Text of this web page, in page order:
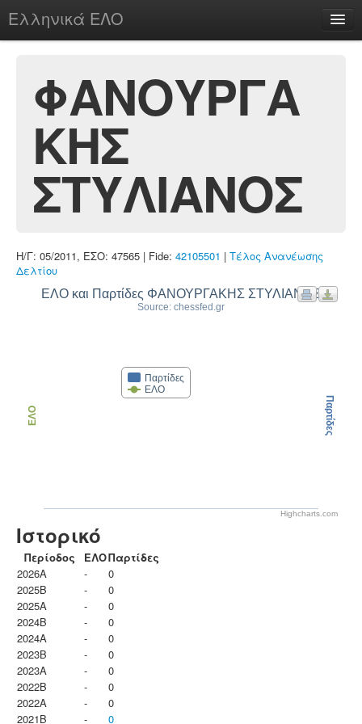
Ελληνικά ΕΛΟ
chesstu.be @ discord
Login
ΦΑΝΟΥΡΓΑ
ΚΗΣ
ΣΤΥΛΙΑΝΟΣ
Η/Γ: 05/2011, ΕΣΟ: 47565 | Fide: 42105501 | Τέλος Ανανέωσης
Δελτίου
ΕΛΟ και Παρτίδες ΦΑΝΟΥΡΓΑΚΗΣ ΣΤΥΛΙΑΝΟΣ
Source: chessfed.gr
Παρτίδες
ΕΛΟ
ΕΛΟ Παρτίδες
Highcharts.com
Ιστορικό
Περίοδος ΕΛΟΠαρτίδες
2026A
-
0
2025B
-
0
2025A
-
0
2024B
-
0
2024A
-
0
2023B
-
0
2023Α
-
0
2022B
-
0
2022A
-
0
2021B
- 0